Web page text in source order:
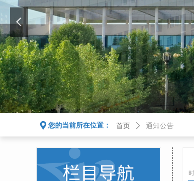
끇您的当前所在位置： 首页 ꄲ 通知公告
넳